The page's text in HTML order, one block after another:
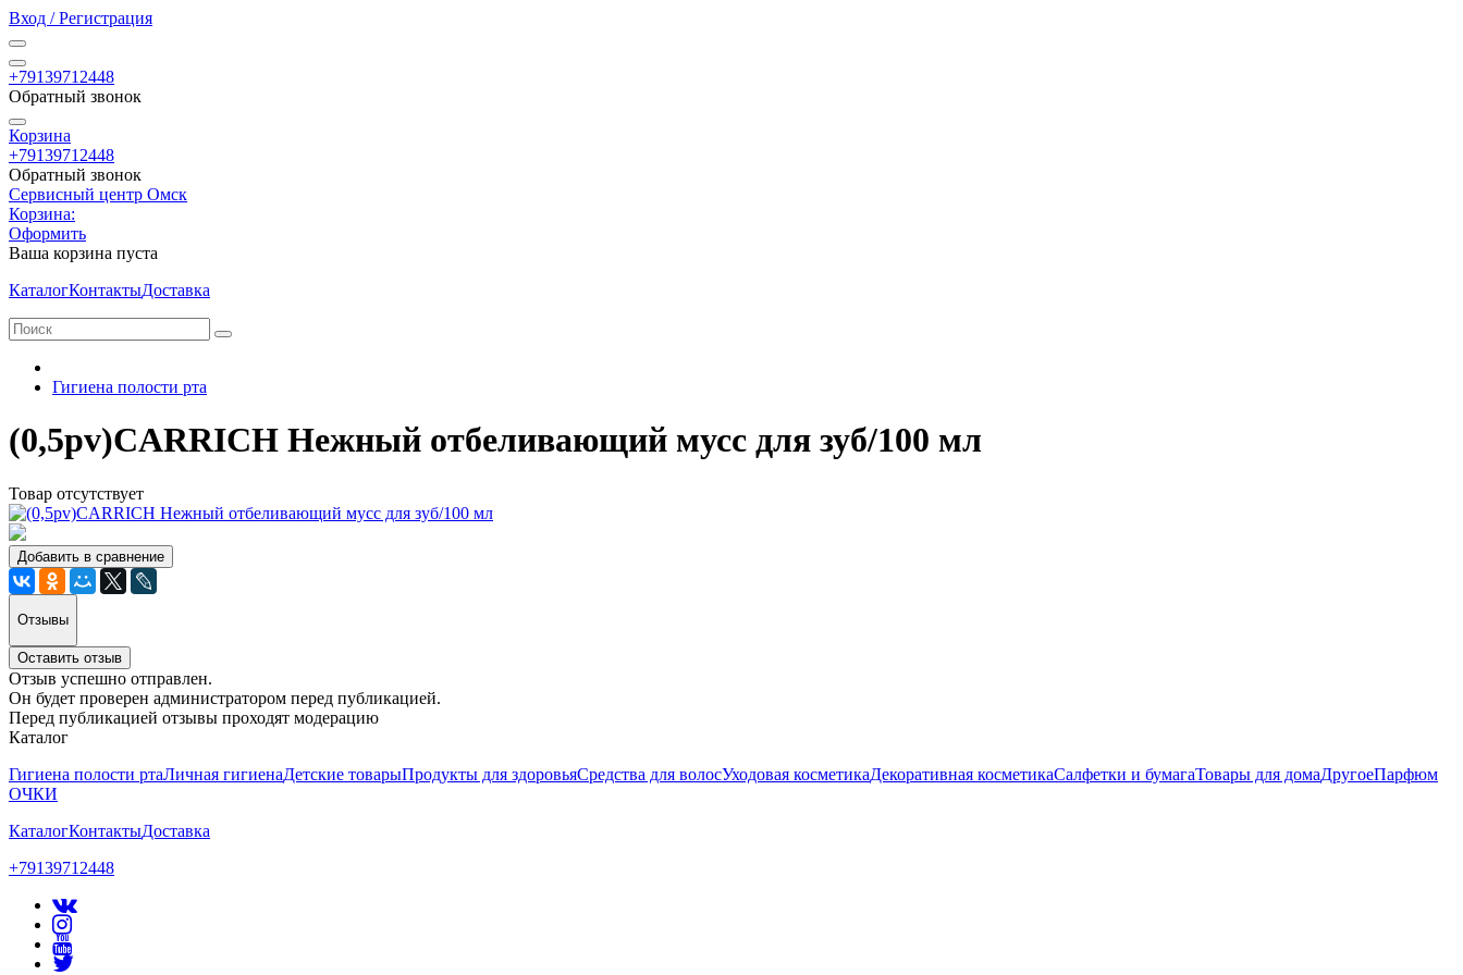
Вход / Регистрация
+79139712448
Обратный звонок
Корзина
+79139712448
Обратный звонок
Сервисный центр Омск
Корзина:
Оформить
Ваша корзина пуста
КаталогКонтактыДоставка
Гигиена полости рта
(0,5pv)CARRICH Нежный отбеливающий мусс для зуб/100 мл
Товар отсутствует
Добавить в сравнение
Отзывы
Оставить отзыв
Отзыв успешно отправлен.
Он будет проверен администратором перед публикацией.
Перед публикацией отзывы проходят модерацию
Каталог
Гигиена полости ртаЛичная гигиенаДетские товарыПродукты для здоровьяСредства для волосУходовая косметикаДекоративная косметикаСалфетки и бумагаТовары для домаДругоеПарфюм
ОЧКИ
КаталогКонтактыДоставка
+79139712448